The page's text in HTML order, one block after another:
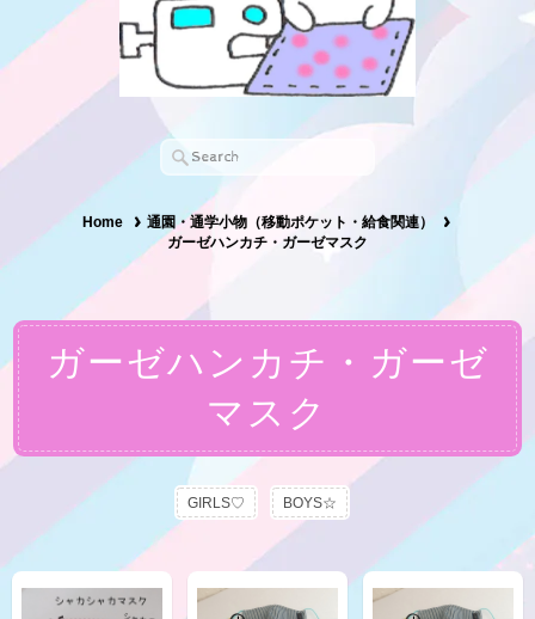
Home
通園・通学小物（移動ポケット・給食関連）
ガーゼハンカチ・ガーゼマスク
ガーゼハンカチ・ガーゼ
マスク
GIRLS♡ BOYS☆